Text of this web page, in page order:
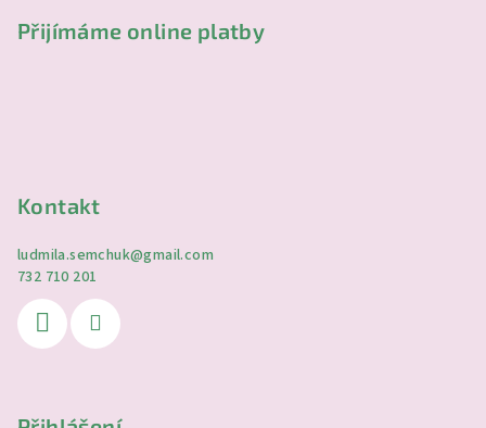
Přijímáme online platby
Kontakt
ludmila.semchuk@gmail.com
732 710 201